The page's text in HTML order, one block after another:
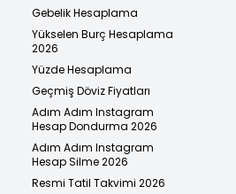
Gebelik Hesaplama
Yükselen Burç Hesaplama
2026
Yüzde Hesaplama
Geçmiş Döviz Fiyatları
Adım Adım Instagram
Hesap Dondurma 2026
Adım Adım Instagram
Hesap Silme 2026
Resmi Tatil Takvimi 2026